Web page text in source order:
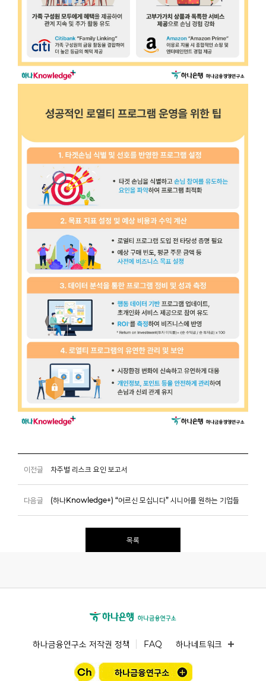
이전글 차주별 리스크 요인 보고서
다음글 (하나Knowledge+) “어르신 모십니다” 시니어를 원하는 기업들
목록
하나금융연구소 저작권 정책 FAQ 하나네트워크